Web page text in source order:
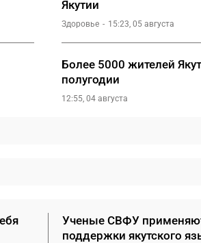
Якутии
Здоровье 15:23, 05 августа
Более 5000 жителей
полугодии
12:55, 04 августа
Ученые СВФУ
поддержки якутского